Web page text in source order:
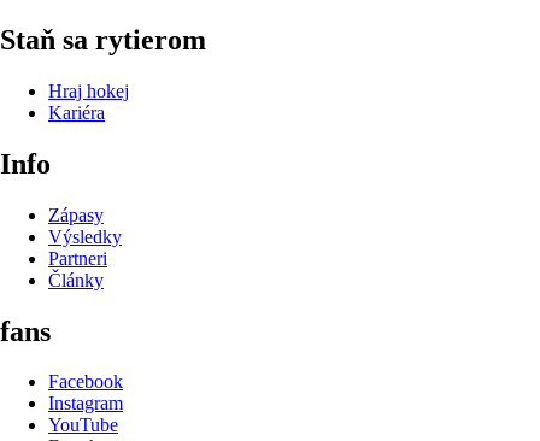
Staň sa rytierom
Hraj hokej
Kariéra
Info
Zápasy
Výsledky
Partneri
Články
fans
Facebook
Instagram
YouTube